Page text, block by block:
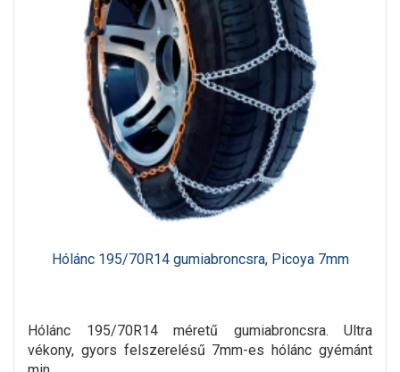
Hólánc 195/70R14 gumiabroncsra, Picoya 7mm
Hólánc 195/70R14 méretű gumiabroncsra. Ultra
vékony, gyors felszerelésű 7mm-es hólánc gyémánt